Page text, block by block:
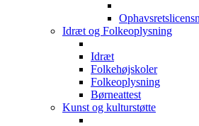
Idræt og Folkeoplysning
Idræt
Folkehøjskoler
Folkeoplysning
Børneattest
Kunst og kulturstøtte